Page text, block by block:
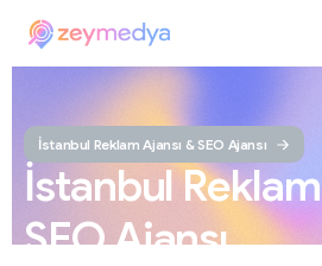
İstanbul Reklam Ajansı & SEO Ajansı
İstanbulReklam
SEOAjansı